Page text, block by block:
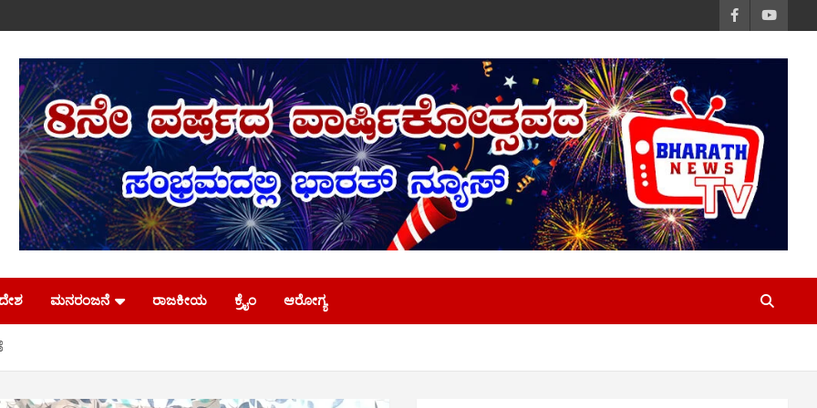
ಮನರಂಜನೆ ರಾಜಕೀಯ ಕ್ರೈಂ ಆರೋಗ್ಯ